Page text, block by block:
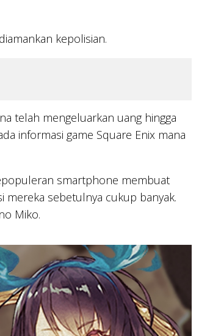
kepolisian.
telah mengeluarkan uang hingga
informasi game Square Enix mana
smartphone membuat
mereka sebetulnya cukup banyak.
Miko.